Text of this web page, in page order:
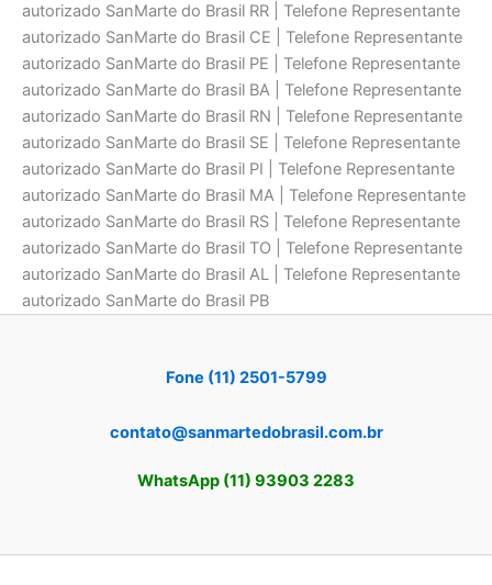
autorizado SanMarte do Brasil RR | Telefone Representante
autorizado SanMarte do Brasil CE | Telefone Representante
autorizado SanMarte do Brasil PE | Telefone Representante
autorizado SanMarte do Brasil BA | Telefone Representante
autorizado SanMarte do Brasil RN | Telefone Representante
autorizado SanMarte do Brasil SE | Telefone Representante
autorizado SanMarte do Brasil PI | Telefone Representante
autorizado SanMarte do Brasil MA | Telefone Representante
autorizado SanMarte do Brasil RS | Telefone Representante
autorizado SanMarte do Brasil TO | Telefone Representante
autorizado SanMarte do Brasil AL | Telefone Representante
autorizado SanMarte do Brasil PB
Fone (11) 2501-5799
contato@sanmartedobrasil.com.br
WhatsApp (11) 93903 2283